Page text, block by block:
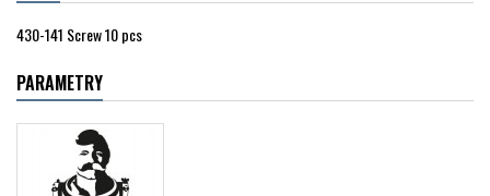
430-141 Screw 10 pcs
PARAMETRY